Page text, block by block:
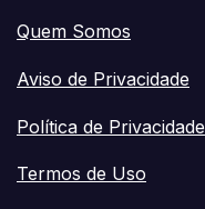
Quem Somos
Aviso de Privacidade
Política de Privacidade
Termos de Uso